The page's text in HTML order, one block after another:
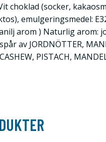
choklad (socker,
emulgeringsmedel:
arom ) Naturlig arom:
av JORDNÖTTER,
PISTACH,